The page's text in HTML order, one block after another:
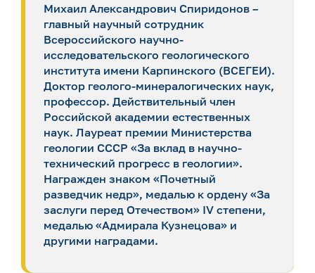
Михаил Александрович Спиридонов –
главный научный сотрудник
Всероссийского научно-
исследовательского геологического
института имени Карпинского (ВСЕГЕИ).
Доктор геолого-минералогических наук,
профессор. Действительный член
Российской академии естественных
наук. Лауреат премии Министерства
геологии СССР «За вклад в научно-
технический прогресс в геологии».
Награжден знаком «Почетный
разведчик недр», медалью к ордену «За
заслуги перед Отечеством» IV степени,
медалью «Адмирала Кузнецова» и
другими наградами.